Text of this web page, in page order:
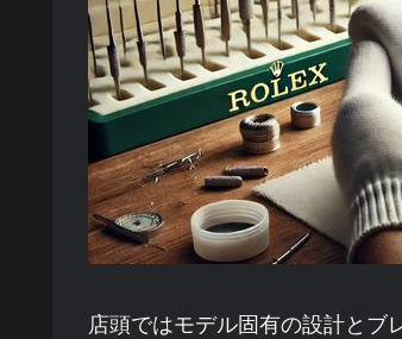
店頭ではモデル固有の設計とブ